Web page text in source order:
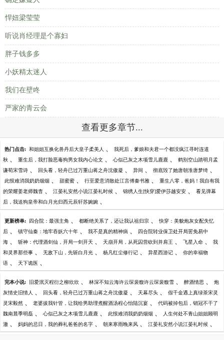
悍妞梁莹莹
听说肖经理是个寡妇
胖子钱多多
小妖精太迷人
我们在壁咚
严家的青云会
查看更多章节...
热门点击: 和姐姐互换化兽丹后大皇子柔美人 、 我死后，爹娘和夫君一个都没疯江寻时连道
秋 、 重生后，我打脸恶毒狗男女我内心论文 、 心似已灰之木项雪儿鹿鹿 、 鹤别空山踏明月孟
谦荀宋雪诗 、 回头看，轻舟已过万重山蒋之舟沈傲凝 、 异间 、 彻底毁了她唐朝淮唐梦绮 、
此恨难消我奶奶烟烟 、 甜蜜蜜 、 行至爱意消散处江言傅秦书雅 、 重生八零，爸妈！我自有我
的荣耀姜老师魏杳 、 江晏礼安然小说江晏礼时候 、 锦绣人生[快穿]爱伊莎越安安 、 看见弹幕
后，我送狗皇帝和白月光归西元辰轩苏婉婉 、
更新榜单: 四合院：最强主角 、 都断绝关系了，还让我认祖归宗 、 快穿：美貌炮灰女配失忆
后 、 镇守仙秦：地牢吞妖六十年 、 我不是真的精神病 、 四合院转业保卫处开局罢免易中
海 、 斩神：代理酒剑仙，开局一剑开天 、 天崩开局，从死囚营砍到并肩王 、 飞星入命 、 我
和灵界那些事 、 无敌下山，先斩白月光 、 杨凡红尘修行记 、 异星西游记 、 你的幸福物
语 、 天下诡医 、
完本小说: 旧爱泯灭程衍之柳欣欣 、 林深不知云海许云琛裴馥许云琛裴馥雪 、 醉酒情思 、 炮
灰情史旧情人 、 回头看，轻舟已过万重山蒋之舟沈傲凝 、 天幕尽头 、 假千金遇上真绿茶宋灵
灵宋毅然 、 老婆拔我针管，让我给男助理煮醒酒汤程心怡陆沉宴 、 代码被掉包后，销冠不干了
魏南晨季明磊 、 心似已灰之木项雪儿鹿鹿 、 此恨难消我奶奶烟烟 、 人生何处不青山姐姐顾明
澈 、 妈妈的忌日，我的葬礼爸爸的名字 、 朝来寒雨晚来风 、 江晏礼安然小说江晏礼时候 、